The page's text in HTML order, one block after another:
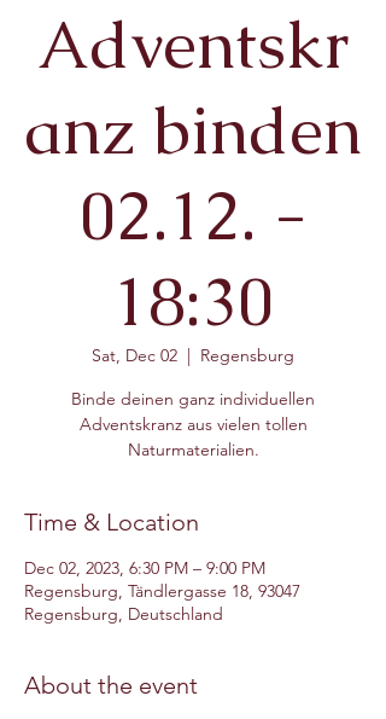
Adventskr
anz binden
02.12. -
18:30
Sat, Dec 02
  |
Regensburg
Binde deinen ganz individuellen
Adventskranz aus vielen tollen
Naturmaterialien.
Time & Location
Dec 02, 2023, 6:30 PM – 9:00 PM
Regensburg, Tändlergasse 18, 93047
Regensburg, Deutschland
About the event